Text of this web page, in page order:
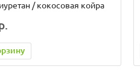
/ кокосовая койра